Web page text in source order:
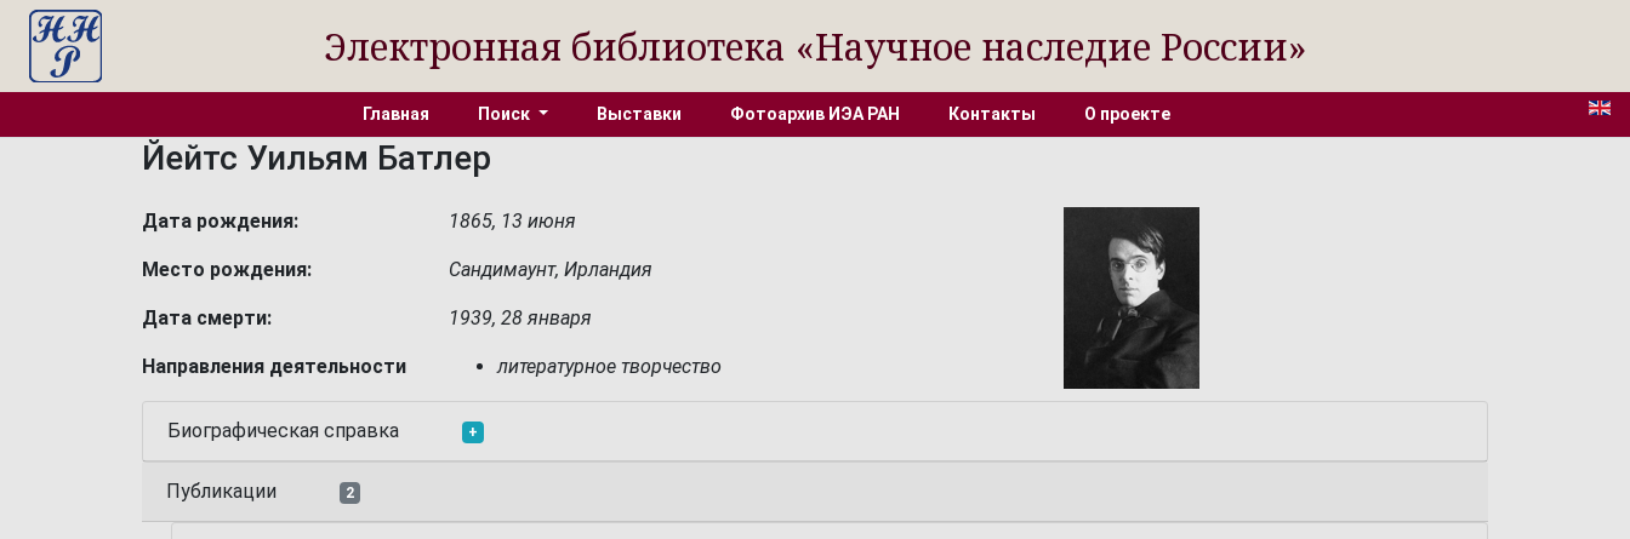
Электронная библиотека «Научное наследие России»
Главная Поиск Выставки Фотоархив ИЭА РАН Контакты О проекте
Йейтс Уильям Батлер
Дата рождения: 1865, 13 июня
Место рождения: Сандимаунт, Ирландия
Дата смерти: 1939, 28 января
Направления деятельности литературное творчество
Биографическая справка +
Публикации 2